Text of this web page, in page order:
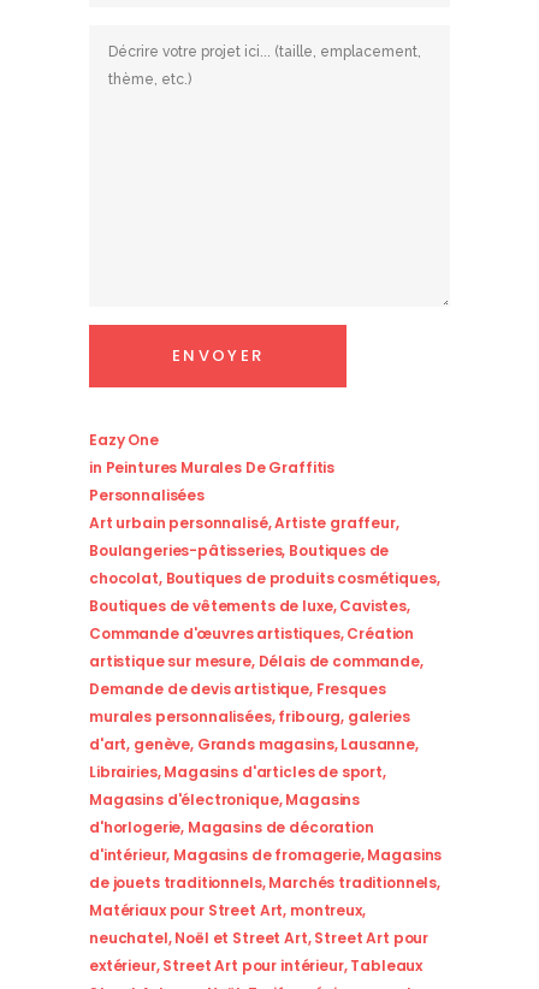
Eazy One
in Peintures Murales De Graffitis
Personnalisées
Art urbain personnalisé,Artiste graffeur,
Boulangeries-pâtisseries, Boutiques de
chocolat, Boutiques de produits cosmétiques,
Boutiques de vêtements de luxe,Cavistes,
Commande d'œuvres artistiques,Création
artistique sur mesure, Délais de commande,
Demande de devis artistique, Fresques
murales personnalisées,fribourg, galeries
d'art, genève, Grands magasins,Lausanne,
Librairies,Magasins d'articles de sport,
Magasins d'électronique,Magasins
d'horlogerie, Magasins de décoration
d'intérieur, Magasins de fromagerie,Magasins
de jouets traditionnels,Marchés traditionnels,
Matériaux pour Street Art, montreux,
neuchatel,Noël et Street Art,Street Art pour
extérieur,Street Art pour intérieur,Tableaux